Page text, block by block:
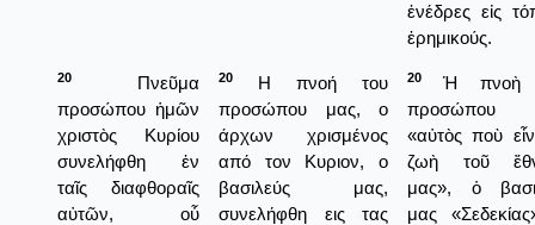
ἐνέδρες εἰς
ἐρημικούς.
20
Πνεῦμα
προσώπου ἡμῶν
χριστὸς Κυρίου
συνελήφθη ἐν
ταῖς διαφθοραῖς
αὐτῶν, οὗ
20
Η πνοή του
προσώπου μας, ο
άρχων χρισμένος
από τον Κυριον, ο
βασιλεύς μας,
συνελήφθη εις τας
20
Ἡ πνοὴ
προσώπου
«αὐτὸς ποὺ
ζωὴ τοῦ
μας», ὁ
μας